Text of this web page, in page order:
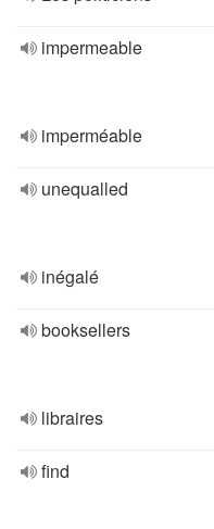
impermeable
imperméable
unequalled
inégalé
booksellers
libraires
find